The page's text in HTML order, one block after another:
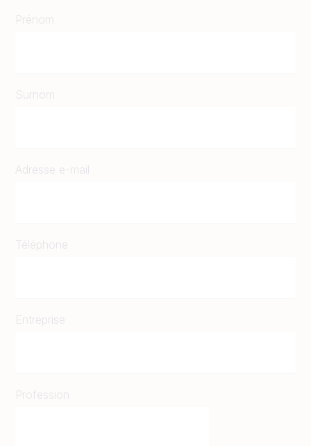
Prénom
Surnom
Adresse e-mail
Téléphone
Entreprise
Profession